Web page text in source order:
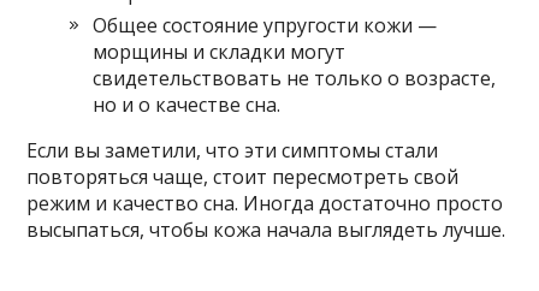
Общее состояние упругости кожи —
морщины и складки могут
свидетельствовать не только о возрасте,
но и о качестве сна.
Если вы заметили, что эти симптомы стали
повторяться чаще, стоит пересмотреть свой
режим и качество сна. Иногда достаточно просто
высыпаться, чтобы кожа начала выглядеть лучше.